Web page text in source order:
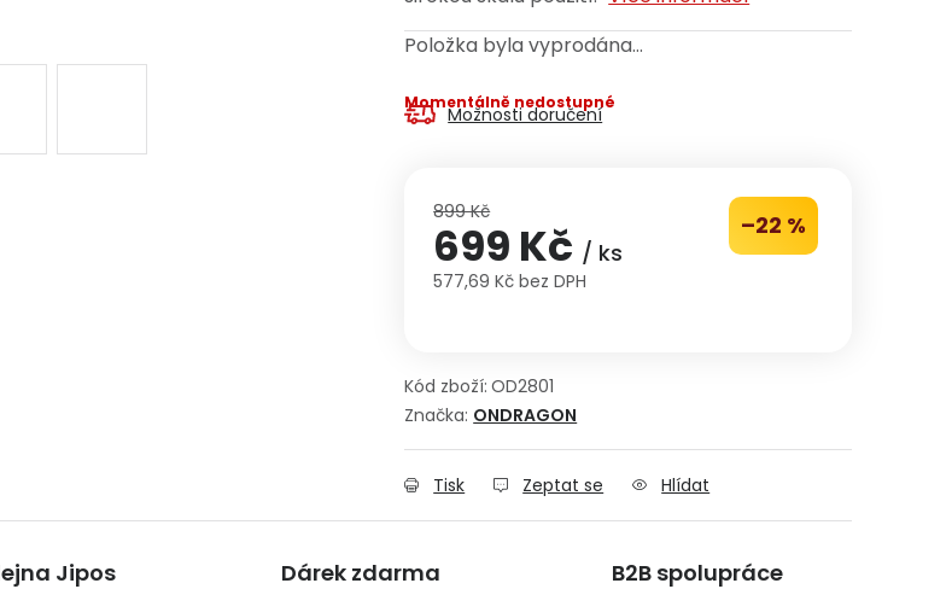
Položka byla vyprodána…
Momentálně nedostupné
Možnosti doručení
899 Kč –22 %
699 Kč / ks
577,69 Kč bez DPH
Kód zboží: OD2801
Značka: ONDRAGON
Tisk Zeptat se Hlídat
Jipos Dárek zdarma B2B spolupráce